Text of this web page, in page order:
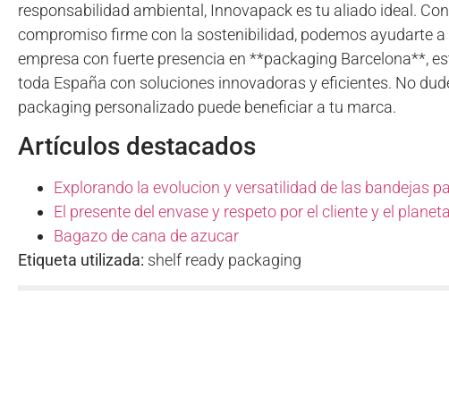
responsabilidad ambiental, Innovapack es tu aliado ideal.
compromiso firme con la sostenibilidad, podemos ayudarte
empresa con fuerte presencia en **packaging Barcelona**,
toda España con soluciones innovadoras y eficientes. No
packaging personalizado puede beneficiar a tu marca.
Artículos destacados
Explorando la evolucion y versatilidad de las bandejas
El presente del envase y respeto por el cliente y el planeta
Bagazo de cana de azucar
Etiqueta utilizada: shelf ready packaging